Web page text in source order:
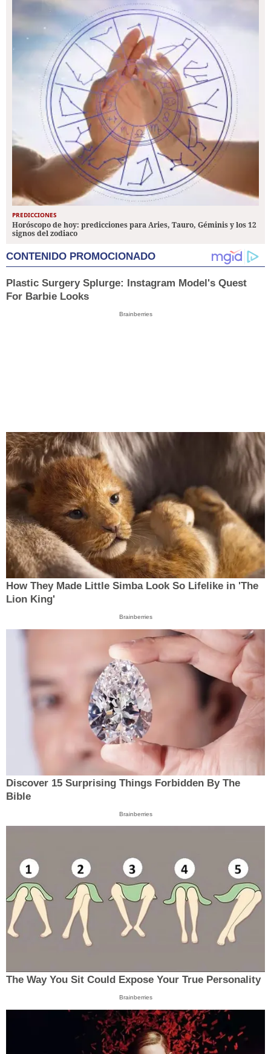
PREDICCIONES
Horóscopo de hoy: predicciones para Aries, Tauro, Géminis y los 12
signos del zodiaco
CONTENIDO PROMOCIONADO
Plastic Surgery Splurge: Instagram Model's Quest
For Barbie Looks
Brainberries
How They Made Little Simba Look So Lifelike in 'The
Lion King'
Brainberries
Discover 15 Surprising Things Forbidden By The
Bible
Brainberries
The Way You Sit Could Expose Your True Personality
Brainberries